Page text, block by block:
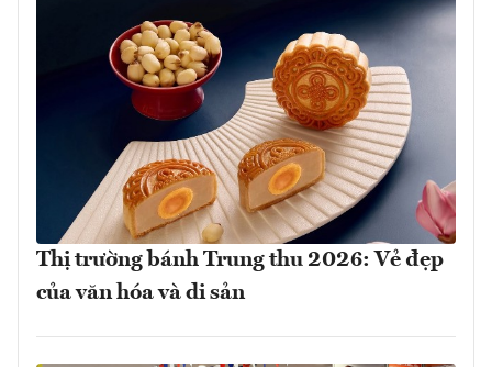
Thị trường bánh Trung thu 2026: Vẻ đẹp
của văn hóa và di sản